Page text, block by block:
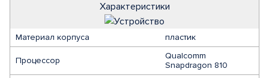
Характеристики
Материал корпуса пластик
Процессор
Qualcomm
Snapdragon 810